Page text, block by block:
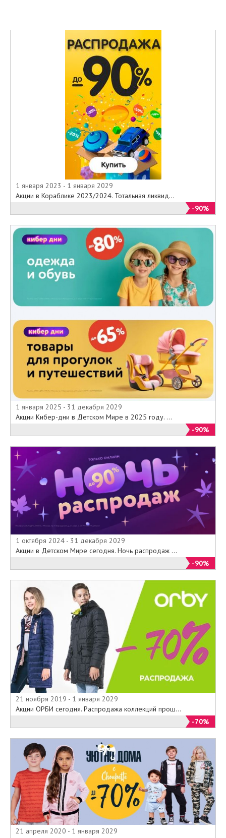
1 января 2023 - 1 января 2029
Акции в Кораблике 2023/2024. Тотальная ликвид...
-90%
1 января 2025 - 31 декабря 2029
Акции Кибер-дни в Детском Мире в 2025 году. ...
-90%
1 октября 2024 - 31 декабря 2029
Акции в Детском Мире сегодня. Ночь распродаж ...
-90%
21 ноября 2019 - 1 января 2029
Акции ОРБИ сегодня. Распродажа коллекций прош...
-70%
21 апреля 2020 - 1 января 2029